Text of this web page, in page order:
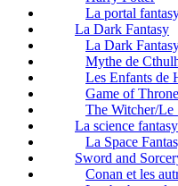
La portal
La Dark Fantasy
La Dark
Mythe de
Les Enfants de
Game of
The Witcher/Le
La science fantasy
La Space
Sword and
Conan et les